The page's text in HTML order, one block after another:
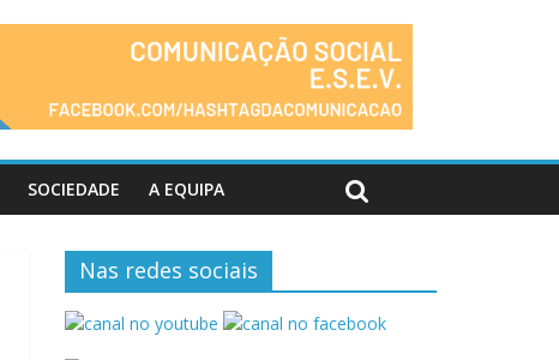
SOCIEDADE A EQUIPA
Nas redes sociais